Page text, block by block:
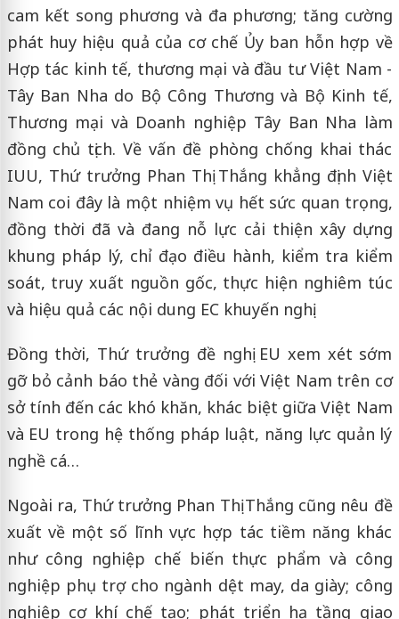
cam kết song phương và đa phương; tăng cường
phát huy hiệu quả của cơ chế Ủy ban hỗn hợp về
Hợp tác kinh tế, thương mại và đầu tư Việt Nam -
Tây Ban Nha do Bộ Công Thương và Bộ Kinh tế,
Thương mại và Doanh nghiệp Tây Ban Nha làm
đồng chủ tịch. Về vấn đề phòng chống khai thác
IUU, Thứ trưởng Phan Thị Thắng khẳng định Việt
Nam coi đây là một nhiệm vụ hết sức quan trọng,
đồng thời đã và đang nỗ lực cải thiện xây dựng
khung pháp lý, chỉ đạo điều hành, kiểm tra kiểm
soát, truy xuất nguồn gốc, thực hiện nghiêm túc
và hiệu quả các nội dung EC khuyến nghị.
Đồng thời, Thứ trưởng đề nghị EU xem xét sớm
gỡ bỏ cảnh báo thẻ vàng đối với Việt Nam trên cơ
sở tính đến các khó khăn, khác biệt giữa Việt Nam
và EU trong hệ thống pháp luật, năng lực quản lý
nghề cá…
Ngoài ra, Thứ trưởng Phan Thị Thắng cũng nêu đề
xuất về một số lĩnh vực hợp tác tiềm năng khác
như công nghiệp chế biến thực phẩm và công
nghiệp phụ trợ cho ngành dệt may, da giày; công
nghiệp cơ khí chế tạo; phát triển hạ tầng giao